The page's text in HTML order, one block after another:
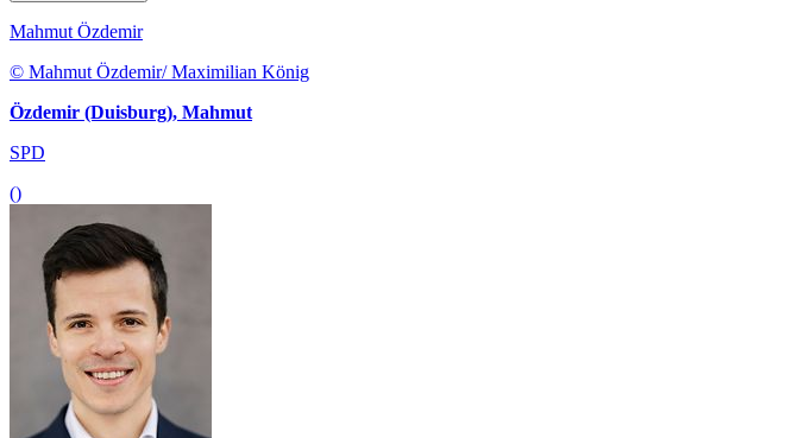
Mahmut Özdemir
© Mahmut Özdemir/ Maximilian König
Özdemir (Duisburg), Mahmut
SPD
()